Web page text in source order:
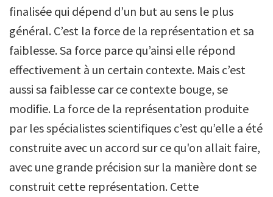
finalisée qui dépend d’un but au sens le plus
général. C’est la force de la représentation et sa
faiblesse. Sa force parce qu’ainsi elle répond
effectivement à un certain contexte. Mais c’est
aussi sa faiblesse car ce contexte bouge, se
modifie. La force de la représentation produite
par les spécialistes scientifiques c’est qu’elle a été
construite avec un accord sur ce qu'on allait faire,
avec une grande précision sur la manière dont se
construit cette représentation. Cette